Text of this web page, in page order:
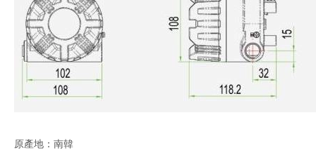
原產地：南韓